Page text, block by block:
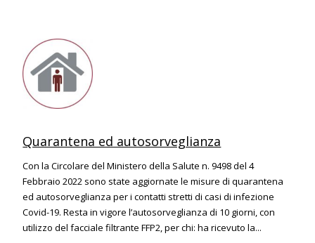
Quarantena ed autosorveglianza
Con la Circolare del Ministero della Salute n. 9498 del 4
Febbraio 2022 sono state aggiornate le misure di quarantena
ed autosorveglianza per i contatti stretti di casi di infezione
Covid-19. Resta in vigore l’autosorveglianza di 10 giorni, con
utilizzo del facciale filtrante FFP2, per chi: ha ricevuto la...